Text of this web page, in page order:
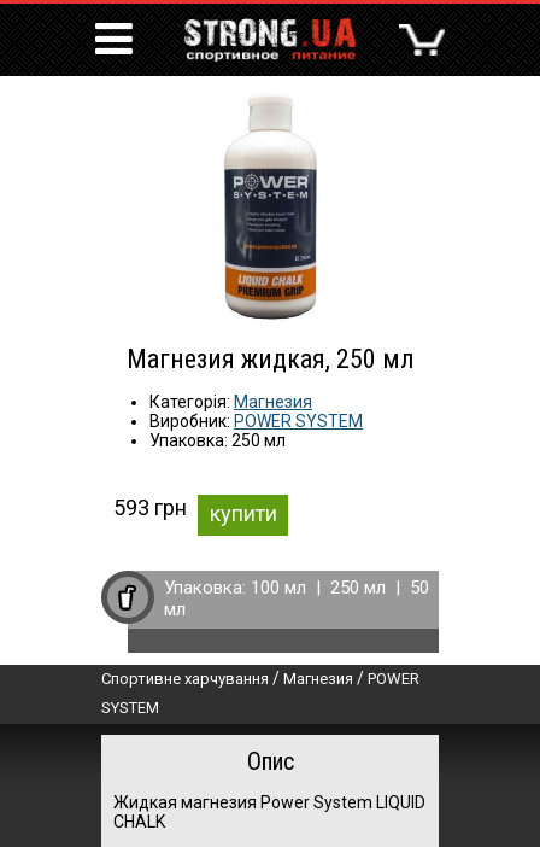
Магнезия жидкая, 250 мл
Категорія: Магнезия
Виробник: POWER SYSTEM
Упаковка: 250 мл
593 грн купити
Упаковка: 100 мл | 250 мл | 50
мл
Спортивне харчування / Магнезия / POWER
SYSTEM
Опис
Жидкая магнезия Power System LIQUID
CHALK